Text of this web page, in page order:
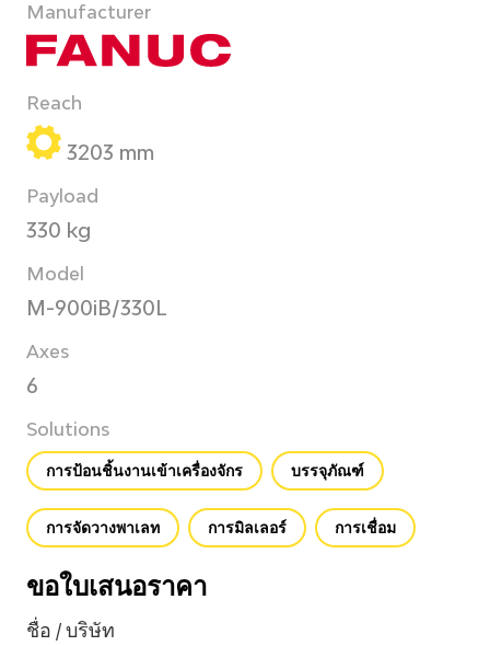
Manufacturer
Reach
3203 mm
Payload
330 kg
Model
M-900iB/330L
Axes
6
Solutions
การป้อนชิ้นงานเข้าเครื่องจักร บรรจุภัณฑ์
การจัดวางพาเลท การมิลเลอร์ การเชื่อม
ขอใบเสนอราคา
ชื่อ / บริษัท